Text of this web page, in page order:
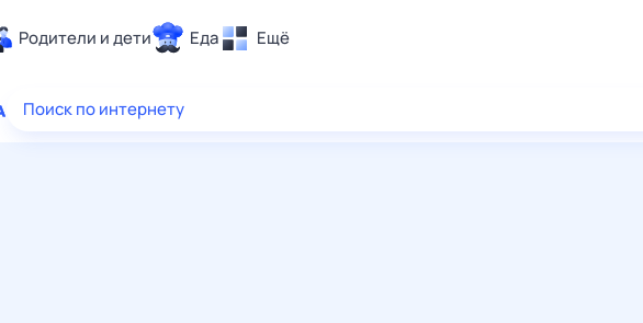
Родители и дети Еда Ещё
Здоровье
Поиск по интернету